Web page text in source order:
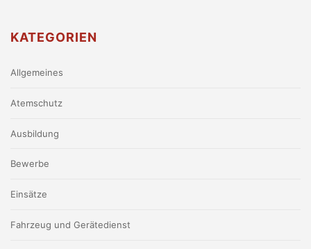
KATEGORIEN
Allgemeines
Atemschutz
Ausbildung
Bewerbe
Einsätze
Fahrzeug und Gerätedienst